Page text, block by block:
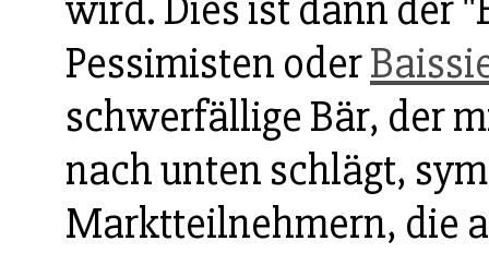
wird. Dies ist dann der
Pessimisten oder
schwerfällige Bär, der
nach unten schlägt,
Marktteilnehmern, die